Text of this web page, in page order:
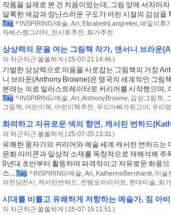
작품을 실제로 본 건 처음이었는데, 그림 앞에 서자마
달록한 색감과 장난스러운 구도가 어린 시절의 감성을
Tag: º INSPIRING/예술 Art, ElizabethLangreiter, 매일이휴
자베스랭그리터 전시회추천 화가추천
상상력의 문을 여는 그림책 작가, 앤서니 브라운
의 차근차근 쏠쏠하게 | 25-07-21 14:46 )
기발한 상상력으로 마음을 사로잡는 그림책의 거장
니 브라운(Anthony Browne)은 영국의 세계적인 그림
본래는 의료 일러스트레이터로 커리어를 시작했으며,
Tag: º INSPIRING/예술 Art, AnthonyBrowne, 감성그림책
그림책 어린이책 어린이책추천 우리아빠가최고야, 우리
화려하고 자유로운 색의 향연, 캐서린 번하드
의 차근차근 쏠쏠하게 | 25-07-25 13:31 )
유쾌한 풍자가의 커리어와 예술 세계 캐서린 번하드는
문화 아이콘과 일상적 소재를 독창적으로 재해석해 주
0년대 초반부터 활동하며 파격적이고 자유로운 화풍
스...Tag: º INSPIRING/예술 Art, KatherineBernhardt, 미술
의전당전시 캐서린번하드 컨템포러리아트 현대미술 화
시대를 비틀고 유쾌하게 저항하는 예술가, 짐 아
의 차근차근 쏠쏠하게 | 25-07-15 11:51 )